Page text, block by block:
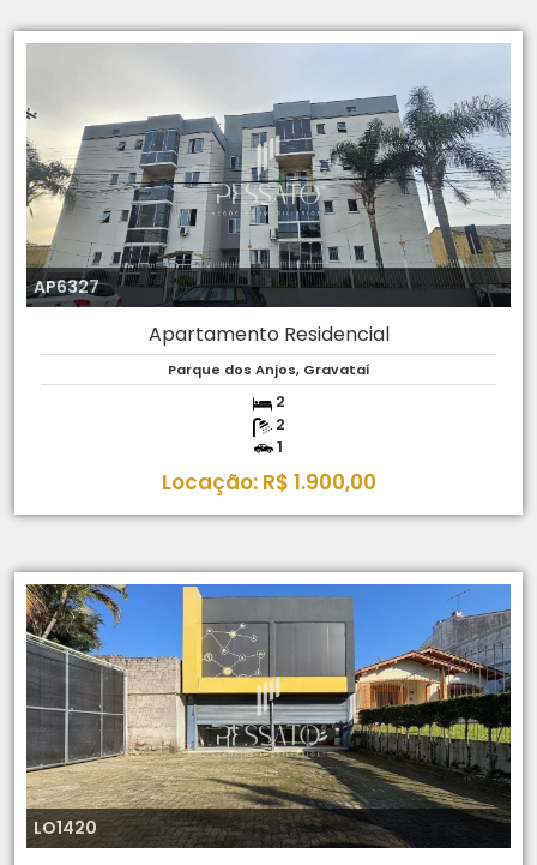
AP6327
Apartamento Residencial
Parque dos Anjos, Gravataí
2
2
1
Locação: R$ 1.900,00
LO1420